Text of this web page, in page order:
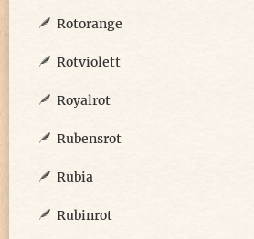
Rotorange
Rotviolett
Royalrot
Rubensrot
Rubia
Rubinrot